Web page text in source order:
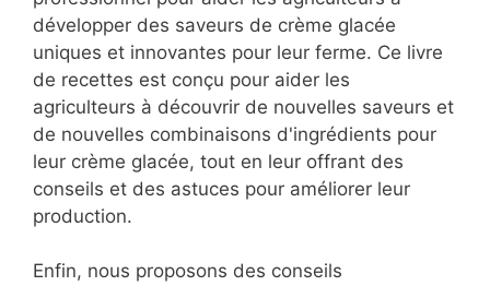
développer des saveurs de crème glacée
uniques et innovantes pour leur ferme. Ce livre
de recettes est conçu pour aider les
agriculteurs à découvrir de nouvelles saveurs et
de nouvelles combinaisons d'ingrédients pour
leur crème glacée, tout en leur offrant des
conseils et des astuces pour améliorer leur
production.
Enfin, nous proposons des conseils